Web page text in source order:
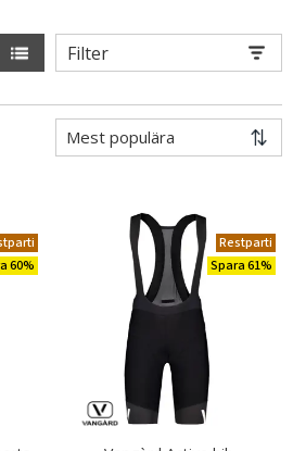
Filter
60%
Restparti
Spara 61%